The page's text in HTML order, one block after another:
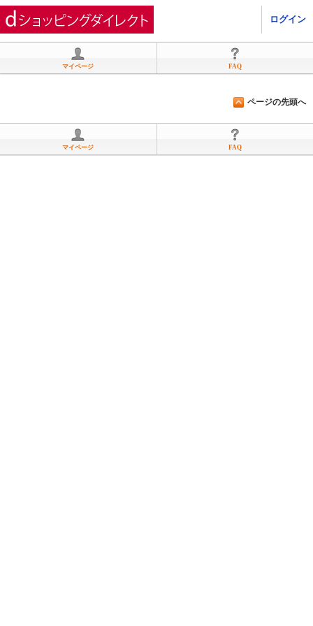
ログイン
マイページ FAQ
ページの先頭へ
マイページ FAQ